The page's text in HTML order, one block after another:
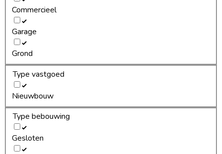
Commercieel
Garage
Grond
Type vastgoed
Nieuwbouw
Type bebouwing
Gesloten